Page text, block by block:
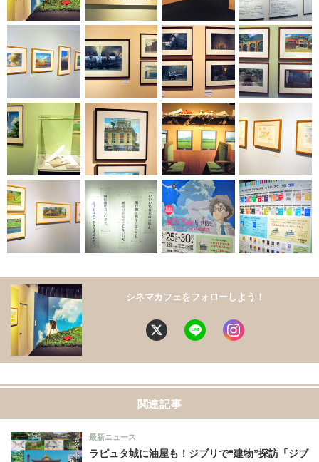
シネマカフェをフォローしよう！
関連記事
ラピュタ城に油屋も！ジブリで“建物”探訪「ジブ
最新ニュース